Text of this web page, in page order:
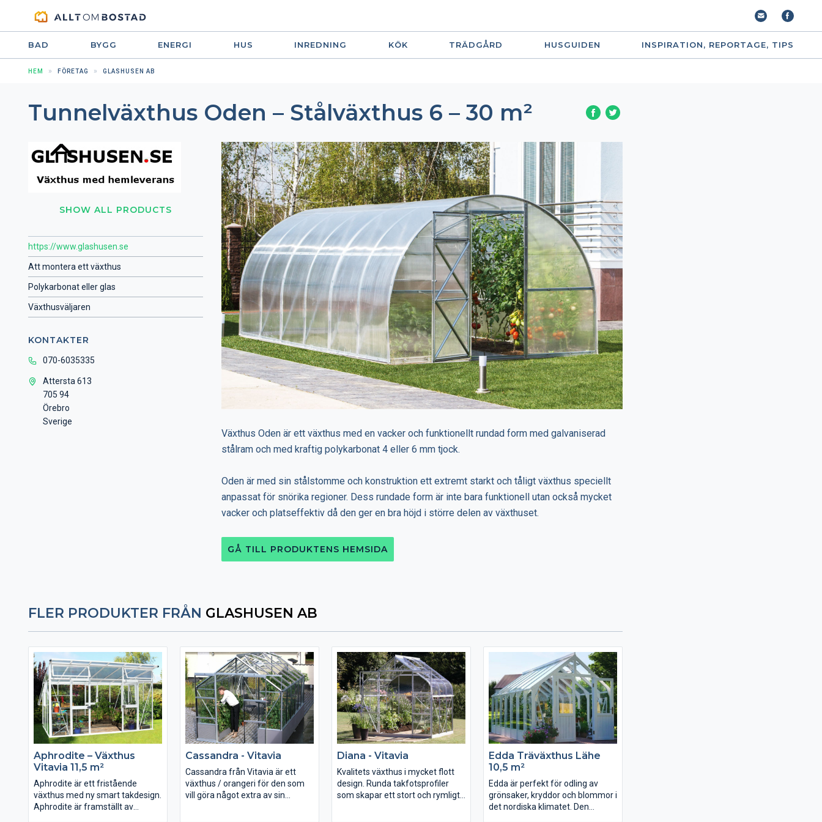
BAD BYGG ENERGI HUS INREDNING KÖK TRÄDGÅRD HUSGUIDEN INSPIRATION, REPORTAGE, TIPS
HEM FÖRETAG GLASHUSEN AB
Tunnelväxthus Oden – Stålväxthus 6 – 30 m²
SHOW ALL PRODUCTS
https://www.glashusen.se
Att montera ett växthus
Polykarbonat eller glas
Växthusväljaren
KONTAKTER
070-6035335
Attersta 613
705 94
Örebro
Sverige
Växthus Oden är ett växthus med en vacker och funktionellt rundad form med galvaniserad
stålram och med kraftig polykarbonat 4 eller 6 mm tjock.
Oden är med sin stålstomme och konstruktion ett extremt starkt och tåligt växthus speciellt
anpassat för snörika regioner. Dess rundade form är inte bara funktionell utan också mycket
vacker och platseffektiv då den ger en bra höjd i större delen av växthuset.
GÅ TILL PRODUKTENS HEMSIDA
FLER PRODUKTER FRÅN GLASHUSEN AB
Aphrodite – Växthus
Vitavia 11,5 m²
Aphrodite är ett fristående
växthus med ny smart takdesign.
Aphrodite är framställt av
Cassandra - Vitavia
Cassandra från Vitavia är ett
växthus / orangeri för den som
vill göra något extra av sin
Diana - Vitavia
Kvalitets växthus i mycket flott
design. Runda takfotsprofiler
som skapar ett stort och rymligt
Edda Träväxthus Lähe
10,5 m²
Edda är perfekt för odling av
grönsaker, kryddor och blommor i
det nordiska klimatet. Den